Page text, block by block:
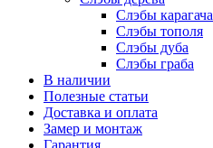
Слэбы карагача
Слэбы тополя
Слэбы дуба
Слэбы граба
В наличии
Полезные статьи
Доставка и оплата
Замер и монтаж
Гарантия